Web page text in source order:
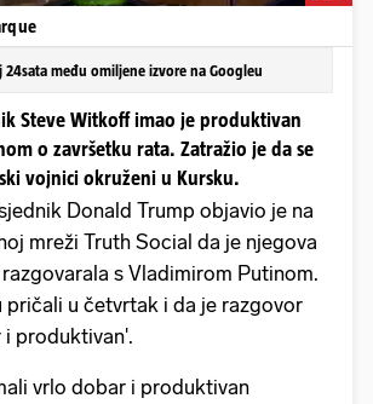
24sata među omiljene izvore na Googleu
Steve Witkoff imao je produktivan
o završetku rata. Zatražio je da se
vojnici okruženi u Kursku.
Donald Trump objavio je na
mreži Truth Social da je njegova
s Vladimirom Putinom.
pričali u četvrtak i da je razgovor
produktivan'.
vrlo dobar i produktivan